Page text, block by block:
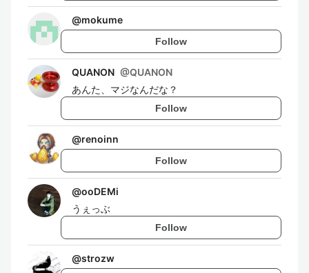
@mokume
Follow
QUANON @QUANON
あんた、マジなんだな？
Follow
@renoinn
Follow
@ooDEMi
うぇっぶ
Follow
@strozw